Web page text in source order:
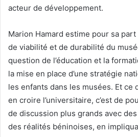
acteur de développement.
Marion Hamard estime pour sa part
de viabilité et de durabilité du
question de l’éducation et la
la mise en place d’une stratégie
les enfants dans les musées. Et ce
en croire l’universitaire, c’est de
de discussion plus grands avec
des réalités béninoises, en